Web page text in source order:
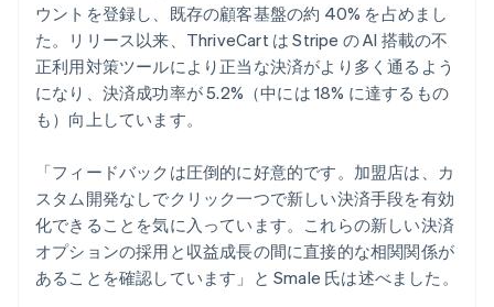
ウントを登録し、既存の顧客基盤の約 40% を占めまし
た。リリース以来、ThriveCart は Stripe の AI 搭載の不
正利用対策ツールにより正当な決済がより多く通るよう
になり、決済成功率が 5.2%（中には 18% に達するもの
も）向上しています。
「フィードバックは圧倒的に好意的です。加盟店は、カ
スタム開発なしでクリック一つで新しい決済手段を有効
化できることを気に入っています。これらの新しい決済
オプションの採用と収益成長の間に直接的な相関関係が
あることを確認しています」と Smale 氏は述べました。